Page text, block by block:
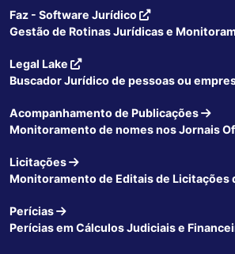
Faz - Software Jurídico
Gestão de Rotinas Jurídicas e
Legal Lake
Buscador Jurídico de pessoas ou
Acompanhamento de Publicações
Monitoramento de nomes nos Jornais
Licitações
Monitoramento de Editais de Licitações
Perícias
Perícias em Cálculos Judiciais e